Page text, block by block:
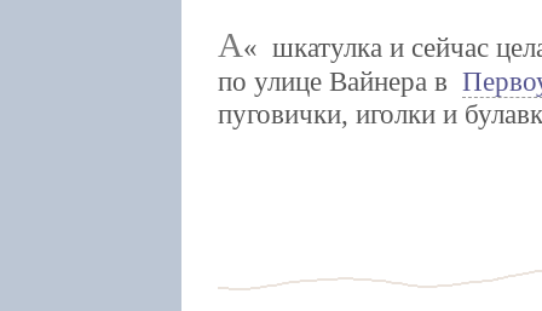
А
шкатулка и сейчас
по улице Вайнера в
пуговички, иголки и